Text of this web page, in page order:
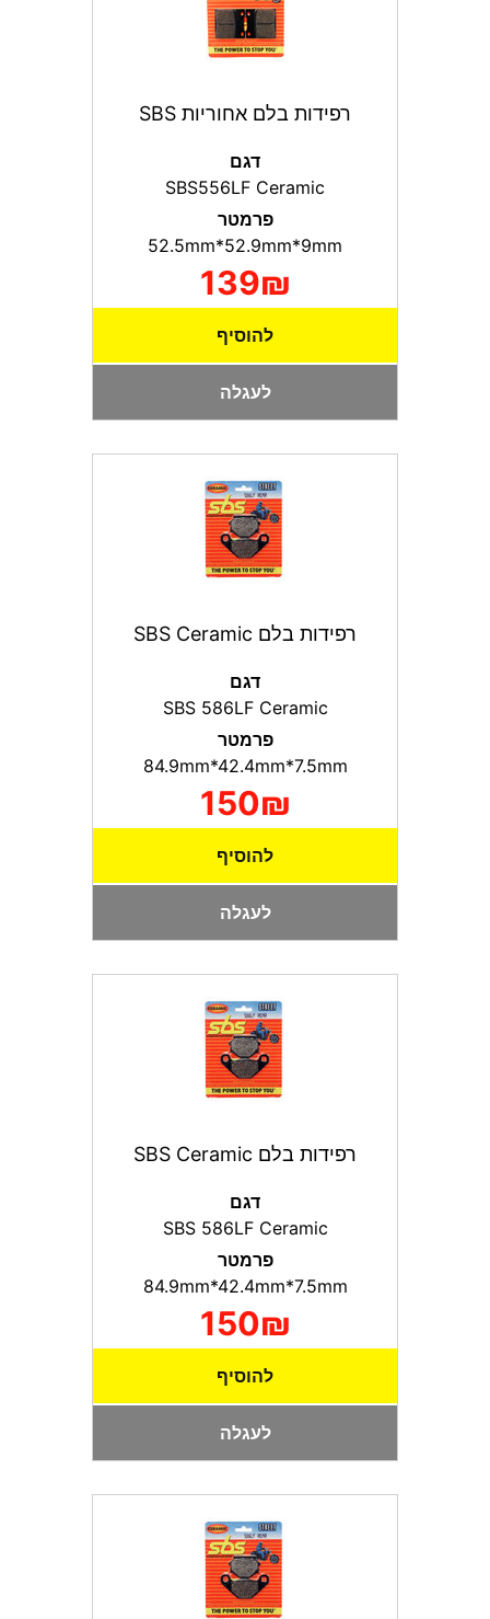
רפידות בלם אחוריות SBS
דגם
SBS556LF Ceramic
פרמטר
139₪
להוסיף
לעגלה
רפידות בלם SBS Ceramic
דגם
SBS 586LF Ceramic
פרמטר
150₪
להוסיף
לעגלה
רפידות בלם SBS Ceramic
דגם
SBS 586LF Ceramic
פרמטר
150₪
להוסיף
לעגלה